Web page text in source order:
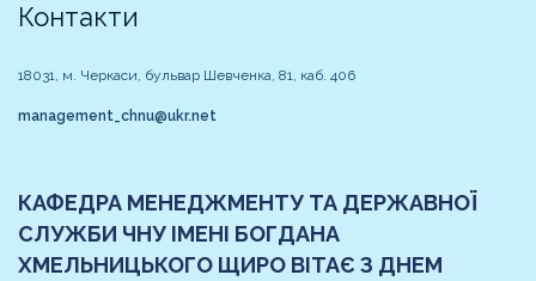
Контакти
18031, м. Черкаси, бульвар Шевченка, 81, каб. 406
management_chnu@ukr.net
КАФЕДРА МЕНЕДЖМЕНТУ ТА ДЕРЖАВНОЇ
СЛУЖБИ ЧНУ ІМЕНІ БОГДАНА
ХМЕЛЬНИЦЬКОГО ЩИРО ВІТАЄ З ДНЕМ